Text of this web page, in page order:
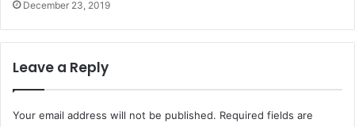
December 23, 2019
Leave a Reply
Your email address will not be published. Required fields are